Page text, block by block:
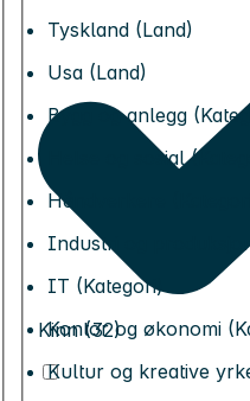
Tyskland (Land)
Usa (Land)
Bygg og anlegg
Helse og sosial
Håndverkere (Kategori)
Industri og
IT (Kategori)
Kontor og økonomi
Kultur og kreative
Kinn (32)